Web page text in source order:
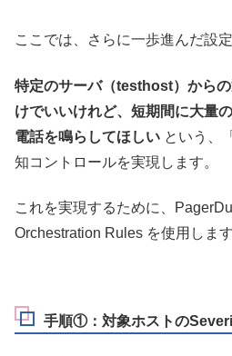
ここでは、さらに一歩進んだ設
特定のサーバ（testhost）から
けでいいけれど、短期間に大量
電話を鳴らしてほしい という、
知コントロールを実現します。
これを実現するために、
Orchestration Rules を使用します
手順①：対象ホストの